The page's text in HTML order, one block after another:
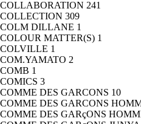
COLLABORATION 241
COLLECTION 309
COLM DILLANE 1
COLOUR MATTER(S) 1
COLVILLE 1
COM.YAMATO 2
COMB 1
COMICS 3
COMME DES GARCONS 10
COMME DES GARCONS
COMME DES GARçONS